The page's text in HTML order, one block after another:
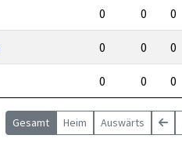
0 0 0
0 0 0
0 0 0
Gesamt Heim Auswärts